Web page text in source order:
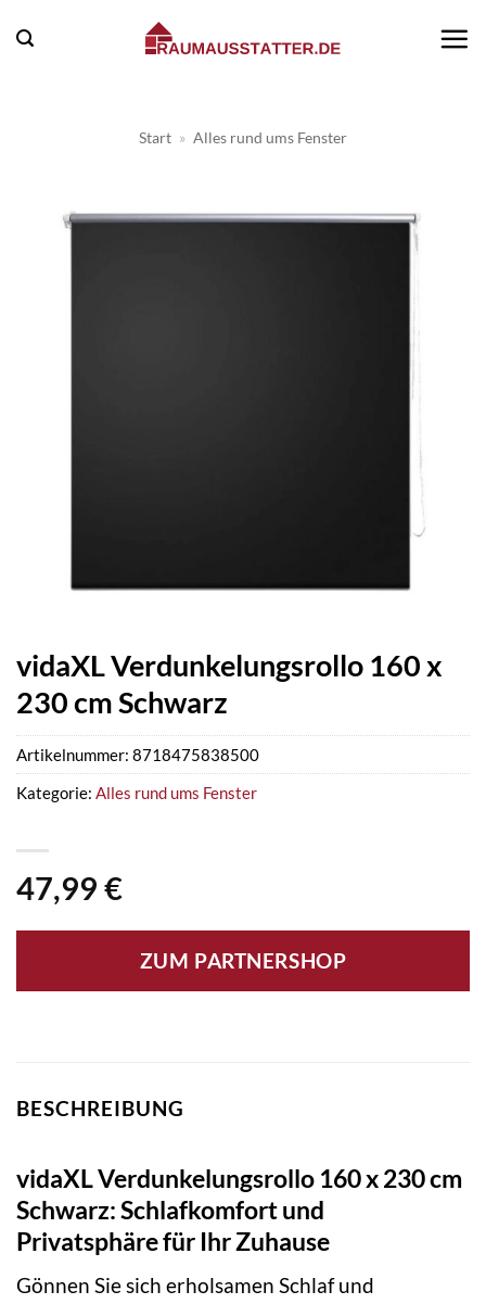
Inhalt
Start » Alles rund ums Fenster
vidaXL Verdunkelungsrollo 160 x
230 cm Schwarz
47,99 €
ZUM PARTNERSHOP
Artikelnummer: 8718475838500
Kategorie: Alles rund ums Fenster
BESCHREIBUNG
vidaXL Verdunkelungsrollo 160 x 230 cm
Schwarz: Schlafkomfort und
Privatsphäre für Ihr Zuhause
Gönnen Sie sich erholsamen Schlaf und